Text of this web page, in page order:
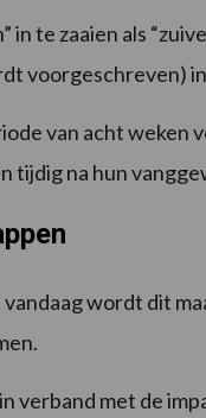
in te zaaien als
voorgeschreven)
van acht weken
tijdig na hun
vandaag wordt dit
verband met de